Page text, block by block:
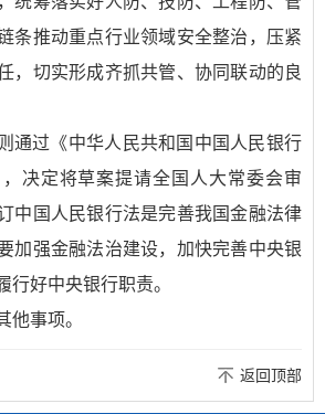
条推动重点行业领域安全整治，压紧
，切实形成齐抓共管、协同联动的良
通过《中华人民共和国中国人民银行
决定将草案提请全国人大常委会审
中国人民银行法是完善我国金融法律
加强金融法治建设，加快完善中央银
行好中央银行职责。
他事项。
返回顶部